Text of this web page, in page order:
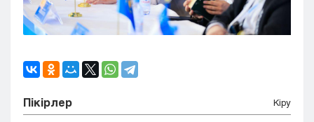
Пікірлер Кіру